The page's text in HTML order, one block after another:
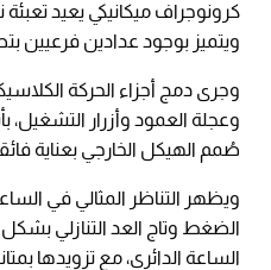
كرونوجراف ميكانيكي يعيد
ويتميز بوجود عدادين فرعيين
وجرى دمج أجزاء الحركة
وعجلة العمود وأزرار
صُمم الهيكل الخارجي بعناية
ويظهر التناظر المثالي في
الضغط وتاج العد التنازلي
الساعة الدائري، مع تزويدها